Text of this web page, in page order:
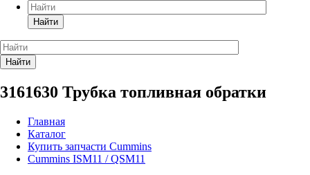
Найти
Найти
3161630 Трубка топливная обратки
Главная
Каталог
Купить запчасти Cummins
Cummins ISM11 / QSM11